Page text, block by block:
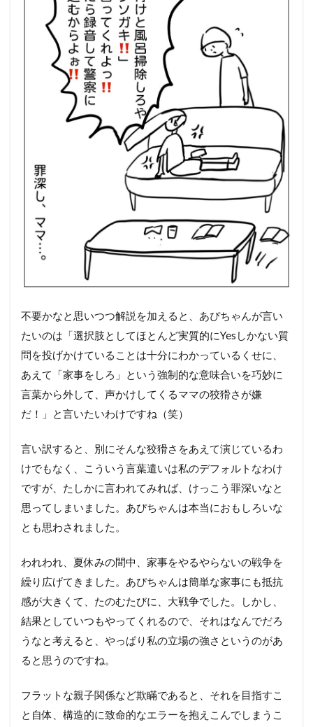
不要かなと思いつつ解説を加えると、あぴちゃんが言い
たいのは「選択肢としてほとんど実質的にYesしかない質
問を投げかけていることは十分にわかっているくせに、
あえて「家事をしろ」という強制的な意味合いを巧妙に
言葉から外して、声かけしてくるママの狡猾さが嫌
だ！」と言いたいわけですね（笑）
言い訳すると、別にそんな狡猾さをあえて演じているわ
けでもなく、こういう言葉遣いは私のデフォルトなわけ
ですが、たしかに言われてみれば、けっこう罪深いなと
思ってしまいました。あぴちゃんは本当におもしろいな
とも思わされました。
われわれ、夏休みの間中、家事をやるやらないの戦争を
繰り広げてきました。あぴちゃんは簡単な家事にも抵抗
感が大きくて、たのむたびに、大戦争でした。しかし、
結果としていつもやってくれるので、それはなんでだろ
うなと考えると、やっぱり私の立場の強さというのがあ
ると思うのですね。
フラットな親子関係など欺瞞であると、それを目指すこ
と自体、構造的に致命的なエラーを抱えこんでしまうこ